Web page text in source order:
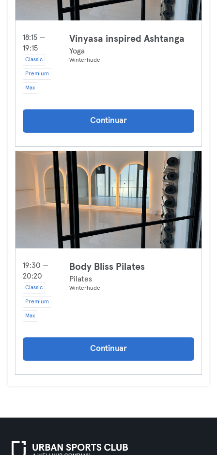
18:15 —
19:15
Classic
Premium
Max
Vinyasa inspired Ashtanga
Yoga
Winterhude
Continuar
19:30 —
20:20
Classic
Premium
Max
Body Bliss Pilates
Pilates
Winterhude
Continuar